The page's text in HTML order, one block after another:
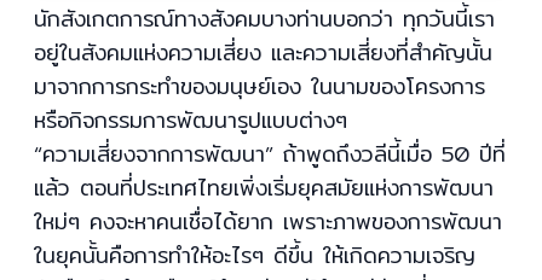
นักสังเกตการณ์ทางสังคมบางท่านบอกว่า ทุกวันนี้เรา
อยู่ในสังคมแห่งความเสี่ยง และความเสี่ยงที่สำคัญนั้น
มาจากการกระทำของมนุษย์เอง ในนามของโครงการ
หรือกิจกรรมการพัฒนารูปแบบต่างๆ
“ความเสี่ยงจากการพัฒนา” ถ้าพูดถึงวลีนี้เมื่อ 50 ปีที่
แล้ว ตอนที่ประเทศไทยเพิ่งเริ่มยุคสมัยแห่งการพัฒนา
ใหม่ๆ คงจะหาคนเชื่อได้ยาก เพราะภาพของการพัฒนา
ในยุคนั้นคือการทำให้อะไรๆ ดีขึ้น ให้เกิดความเจริญ